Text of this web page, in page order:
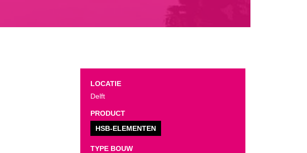
LOCATIE
Delft
PRODUCT
HSB-ELEMENTEN
TYPE BOUW